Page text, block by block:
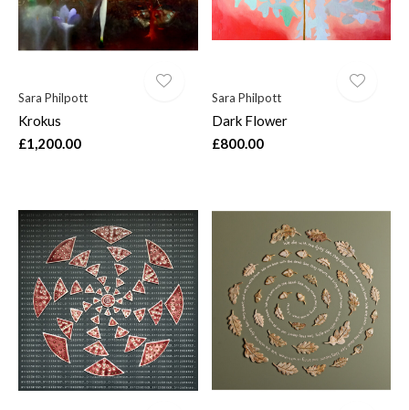
Sara Philpott
Krokus
£1,200.00
Sara Philpott
Dark Flower
£800.00